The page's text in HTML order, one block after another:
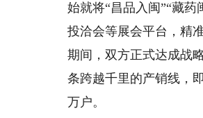
始就将“昌品入闽”“藏
投洽会等展会平台，精
期间，双方正式达成战
条跨越千里的产销线，
万户。